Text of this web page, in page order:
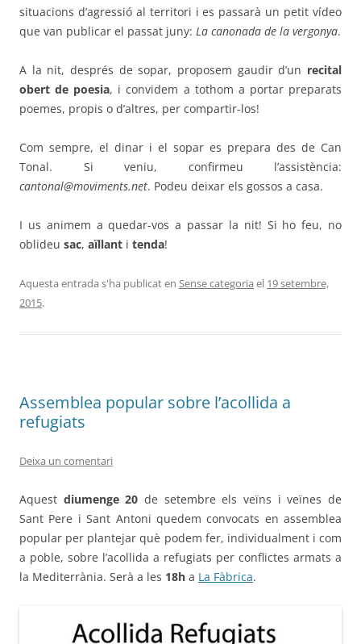
situacions d’agressió al territori i es passarà un petit vídeo
que van publicar el passat juny: La canonada de la vergonya.
A la nit, després de sopar, proposem gaudir d’un recital
obert de poesia, i convidem a tothom a portar preparats
poemes, propis o d’altres, per compartir-los!
Com sempre, el dinar i el sopar es prepara des de Can
Tonal. Si veniu, confirmeu l’assistència:
cantonal@moviments.net. Podeu deixar els gossos a casa.
I us animem a quedar-vos a passar la nit! Si ho feu, no
oblideu sac, aïllant i tenda!
Aquesta entrada s'ha publicat en Sense categoria el 19 setembre,
2015.
Assemblea popular sobre l’acollida a
refugiats
Deixa un comentari
Aquest diumenge 20 de setembre els veïns i veïnes de
Sant Pere i Sant Antoni quedem convocats en assemblea
popular per plantejar què podem fer, individualment i com
a poble, sobre l’acollida a refugiats per conflictes armats a
la Mediterrània. Serà a les 18h a La Fàbrica.